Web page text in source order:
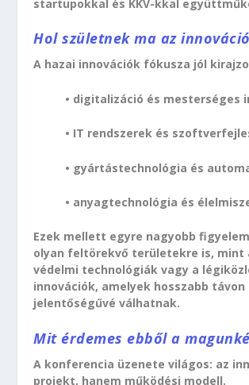
startupokkal és KKV-kkal
Hol születnek ma az
A hazai innovációk fókusza jól
• digitalizáció és mesterséges
• IT rendszerek és
• gyártástechnológia és
• anyagtechnológia és
Ezek mellett egyre nagyobb
olyan feltörekvő területekre is, mint
védelmi technológiák vagy a
innovációk, amelyek hosszabb
jelentőségűvé válhatnak.
Mit érdemes ebből a
A konferencia üzenete világos: az
projekt, hanem működési modell.